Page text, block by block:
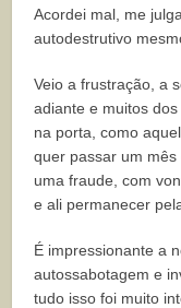
Acordei mal, me
autodestrutivo
Veio a frustração, a
adiante e muitos
na porta, como
quer passar um mês
uma fraude, com
e ali permanecer
É impressionante a
autossabotagem e
tudo isso foi muito